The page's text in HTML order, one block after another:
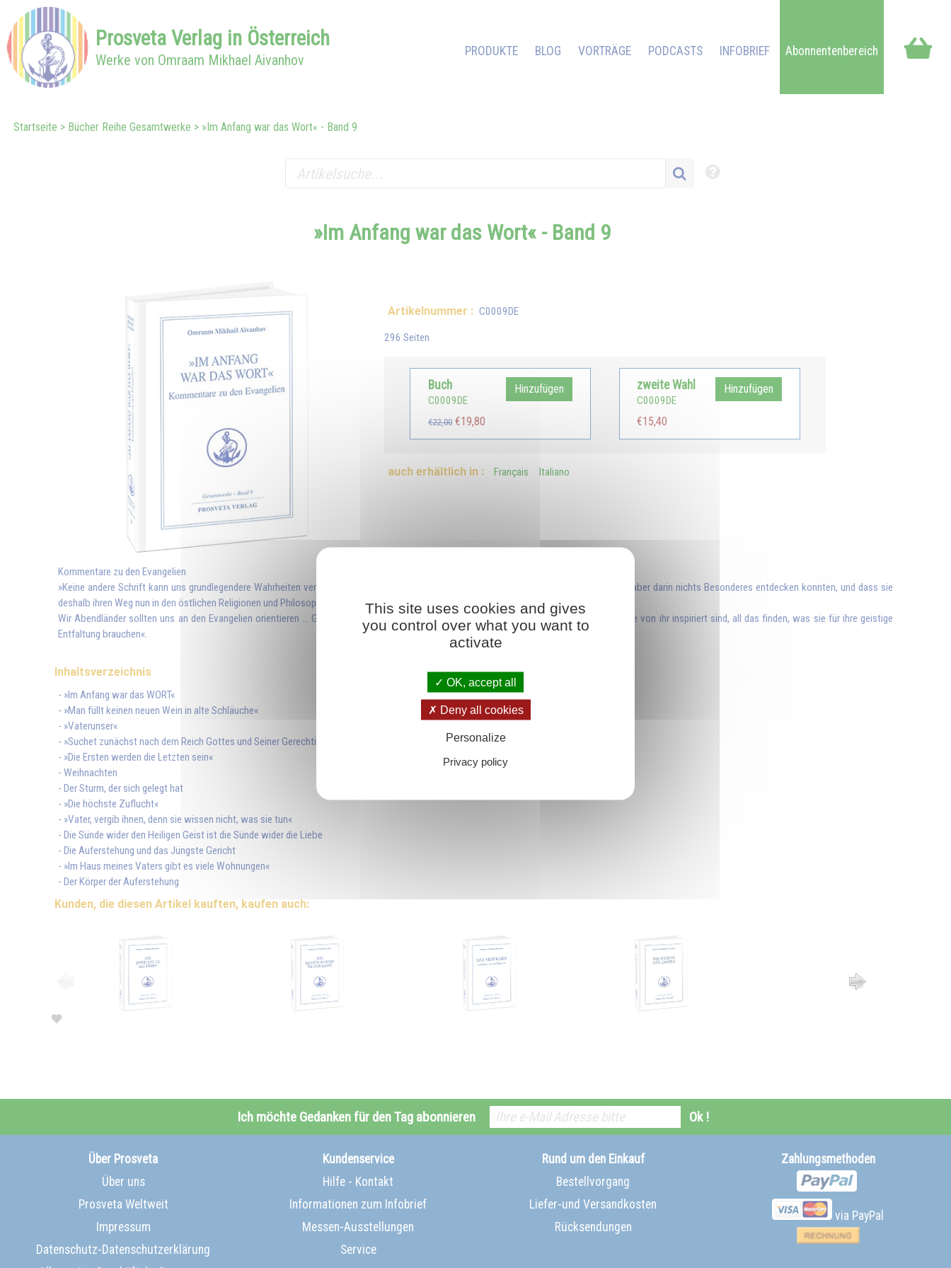
Prosveta Verlag in Österreich
Werke von Omraam Mikhael Aivanhov
PRODUKTE BLOG VORTRÄGE PODCASTS INFOBRIEF Abonnentenbereich
Startseite Bücher Reihe Gesamtwerke »Im Anfang war das Wort« - Band 9
»Im Anfang war das Wort« - Band 9
Artikelnummer : C0009DE
296 Seiten
Buch
C0009DE
€22,00€19,80
Hinzufügen zweite Wahl
C0009DE
€15,40
Hinzufügen
auch erhältlich in : Français Italiano
Kommentare zu den Evangelien
»Keine andere Schrift kann uns grundlegendere Wahrheiten vermitteln als die Evangelien. Manche sagen, dass sie sie zwar gelesen haben, aber darin nichts Besonderes entdecken konnten, und dass sie
deshalb ihren Weg nun in den östlichen Religionen und Philosophien suchen.
Wir Abendländer sollten uns an den Evangelien orientieren ... Glaubt mir, die Christen können in der Bibel und in den zahlreichen Werken, die von ihr inspiriert sind, all das finden, was sie für ihre geistige
Entfaltung brauchen«.
Inhaltsverzeichnis
- »Im Anfang war das WORT«
- »Man füllt keinen neuen Wein in alte Schläuche«
- »Vaterunser«
- »Suchet zunächst nach dem Reich Gottes und Seiner Gerechtigkeit«
- »Die Ersten werden die Letzten sein«
- Weihnachten
- Der Sturm, der sich gelegt hat
- »Die höchste Zuflucht«
- »Vater, vergib ihnen, denn sie wissen nicht, was sie tun«
- Die Sünde wider den Heiligen Geist ist die Sünde wider die Liebe
- Die Auferstehung und das Jüngste Gericht
- »Im Haus meines Vaters gibt es viele Wohnungen«
- Der Körper der Auferstehung
Kunden, die diesen Artikel kauften, kaufen auch:
Ich möchte Gedanken für den Tag abonnieren Ok !
Über Prosveta
Über uns
Prosveta Weltweit
Impressum
Datenschutz-Datenschutzerklärung
Kundenservice
Hilfe - Kontakt
Informationen zum Infobrief
Messen-Ausstellungen
Service
Rund um den Einkauf
Bestellvorgang
Liefer-und Versandkosten
Rücksendungen
Zahlungsmethoden
via PayPal
This site uses cookies and gives
you control over what you want to
activate
OK, accept all
Deny all cookies
Personalize
Privacy policy